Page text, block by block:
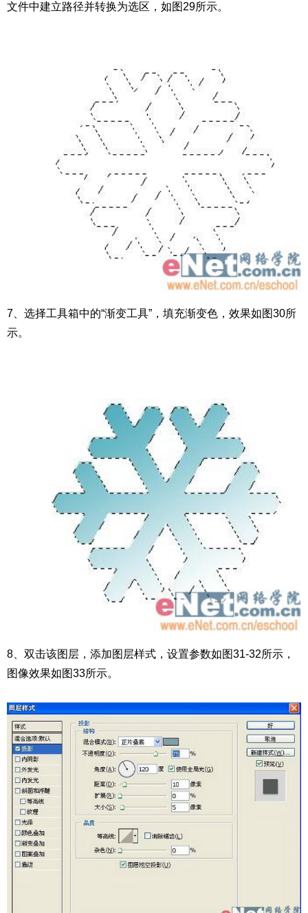
文件中建立路径并转换为选区，如图29所示。
7、选择工具箱中的“渐变工具”，填充渐变色，效果如图30所
示。
8、双击该图层，添加图层样式，设置参数如图31-32所示，
图像效果如图33所示。